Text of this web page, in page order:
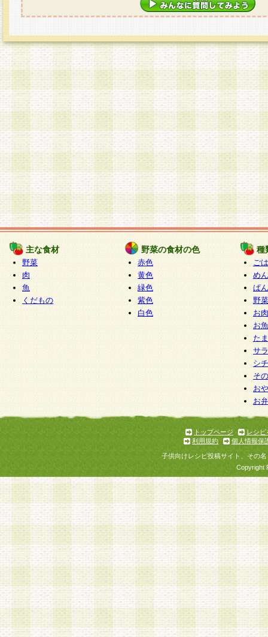
主な食材
野菜
肉
魚
くだもの
野菜の食材の色
赤色
黄色
緑色
紫色
白色
種
ご
めん
ぱん
野
お
お
た
サ
シ
そ
お
お
トップページ
レシピ
利用規約
個人情報保
子供向けレシピ投稿サイト、その
Copyright